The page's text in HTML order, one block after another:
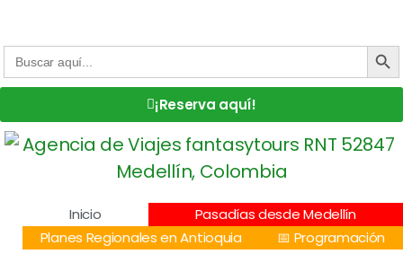
Buscar: BOTÓN
¡Reserva aquí!
Inicio
Pasadías desde Medellín
Planes Regionales en Antioquia
📅 Programación